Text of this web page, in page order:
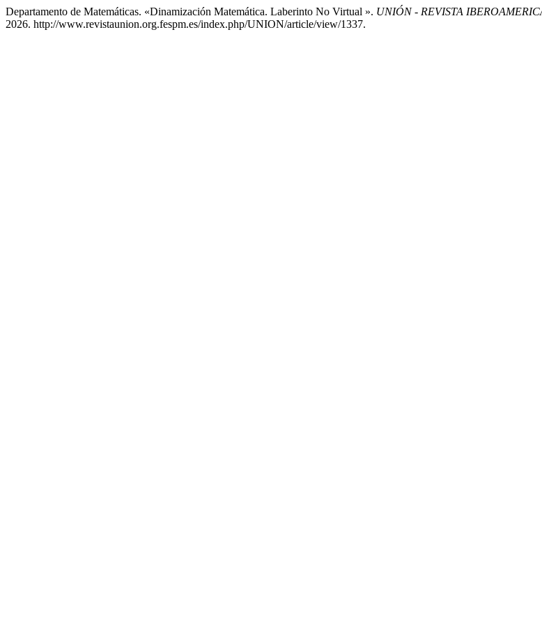
Departamento de Matemáticas. «Dinamización Matemática. Laberinto No Virtual ». UNIÓN - REVISTA
2026. http://www.revistaunion.org.fespm.es/index.php/UNION/article/view/1337.